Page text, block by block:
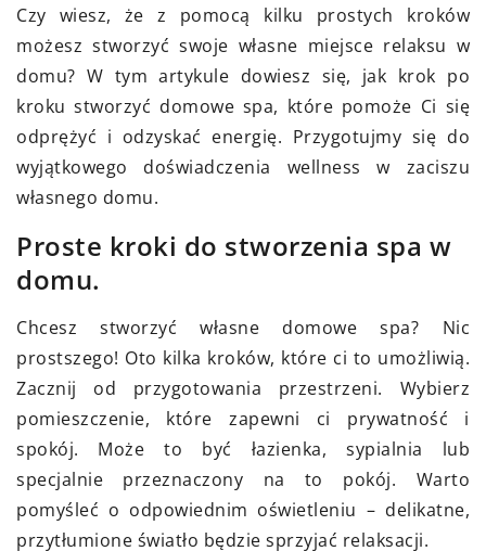
Czy wiesz, że z pomocą kilku prostych kroków
możesz stworzyć swoje własne miejsce relaksu w
domu? W tym artykule dowiesz się, jak krok po
kroku stworzyć domowe spa, które pomoże Ci się
odprężyć i odzyskać energię. Przygotujmy się do
wyjątkowego doświadczenia wellness w zaciszu
własnego domu.
Proste kroki do stworzenia spa w
domu.
Chcesz stworzyć własne domowe spa? Nic
prostszego! Oto kilka kroków, które ci to umożliwią.
Zacznij od przygotowania przestrzeni. Wybierz
pomieszczenie, które zapewni ci prywatność i
spokój. Może to być łazienka, sypialnia lub
specjalnie przeznaczony na to pokój. Warto
pomyśleć o odpowiednim oświetleniu – delikatne,
przytłumione światło będzie sprzyjać relaksacji.